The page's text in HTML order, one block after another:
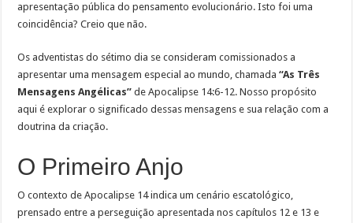
apresentação pública do pensamento evolucionário. Isto foi uma
coincidência? Creio que não.
Os adventistas do sétimo dia se consideram comissionados a
apresentar uma mensagem especial ao mundo, chamada“As Três
Mensagens Angélicas” de Apocalipse 14:6-12. Nosso propósito
aqui é explorar o significado dessas mensagens e sua relação com a
doutrina da criação.
O Primeiro Anjo
O contexto de Apocalipse 14 indica um cenário escatológico,
prensado entre a perseguição apresentada nos capítulos 12 e 13 e